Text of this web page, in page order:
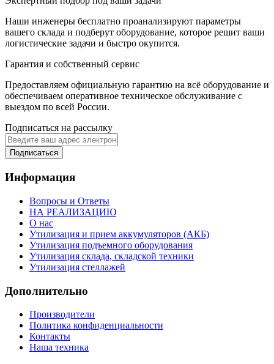
Наши инженеры бесплатно проанализируют параметры
вашего склада и подберут оборудование, которое решит ваши
логистические задачи и быстро окупится.
Гарантия и собственный сервис
Предоставляем официальную гарантию на всё оборудование и
обеспечиваем оперативное техническое обслуживание с
выездом по всей России.
Подписаться на рассылку
Подписаться
Информация
Вопросы и Ответы
НА РЕАЛИЗАЦИЮ
О нас
Утилизация и прием аккумуляторов (АКБ)
Утилизация подъемного оборудования
Утилизация склада, складской техники
Утилизация стеллажей
Дополнительно
Производители
Политика конфиденциальности
Контакты
Наша техника